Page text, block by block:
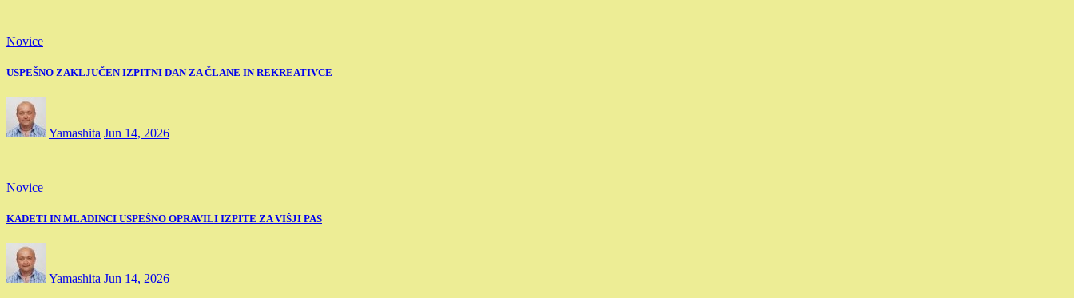
Novice
USPEŠNO ZAKLJUČEN IZPITNI DAN ZA ČLANE IN REKREATIVCE
Yamashita Jun 14, 2026
Novice
KADETI IN MLADINCI USPEŠNO OPRAVILI IZPITE ZA VIŠJI PAS
Yamashita Jun 14, 2026